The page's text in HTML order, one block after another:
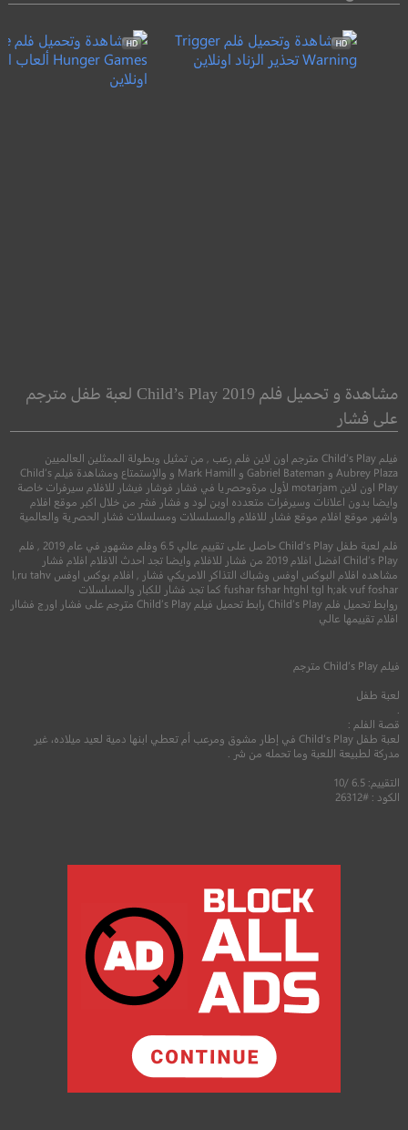
تحذير الزناد
2024
ألعاب الجوع
مشاهدة و تحميل فلم Child’s Play 2019 لعبة طفل مترجم
على فشار
فيلم Child’s Play مترجم اون لاين فلم رعب , من تمثيل وبطولة الممثلين العالميين
Aubrey Plaza و Gabriel Bateman و Mark Hamill و والإستمتاع ومشاهدة فيلم Child’s
Play اون لاين motarjam لأول مرةوحصريا في فشار فوشار فيشار للافلام سيرفرات خاصة
وايضا بدون اعلانات وسيرفرات متعدده اوبن لود و فشار فشر من خلال اكبر موقع افلام
واشهر موقع افلام موقع فشار للافلام والمسلسلات ومسلسلات فشار الحصرية والعالمية
فلم لعبة طفل Child’s Play حاصل على تقييم عالي 6.5 وفلم مشهور في عام 2019 , فلم
Child’s Play افضل افلام 2019 من فشار للافلام وايضا تجد احدث الافلام افلام فشار
مشاهده افلام البوكس اوفس وشباك التذاكر الامريكي فشار , افلام بوكس اوفس l,ru tahv
fushar fshar htghl tgl h;ak vuf foshar كما تجد فشار للكبار والمسلسلات
روابط تحميل فلم Child’s Play رابط تحميل فيلم Child’s Play مترجم على فشار اورج فشاار
افلام تقييمها عالي
فيلم Child’s Playمترجم
لعبة طفل
قصة الفلم :
لعبة طفل Child’s Play في إطار مشوق ومرعب أم تعطي ابنها دمية لعيد ميلاده، غير
مدركة لطبيعة اللعبة وما تحمله من شر .
التقييم: 6.5 /10
الكود : #26312